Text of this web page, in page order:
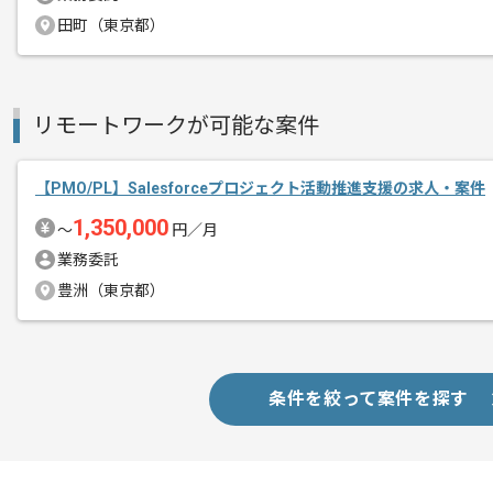
田町（東京都）
リモートワークが可能な案件
【PMO/PL】Salesforceプロジェクト活動推進支援の求人・案件
〜1,350,000 円／月
業務委託
豊洲（東京都）
条件を絞って案件を探す